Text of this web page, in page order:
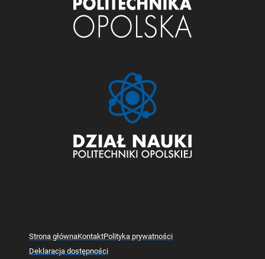
Strona głównaKontaktPolityka prywatności
Deklaracja dostępności